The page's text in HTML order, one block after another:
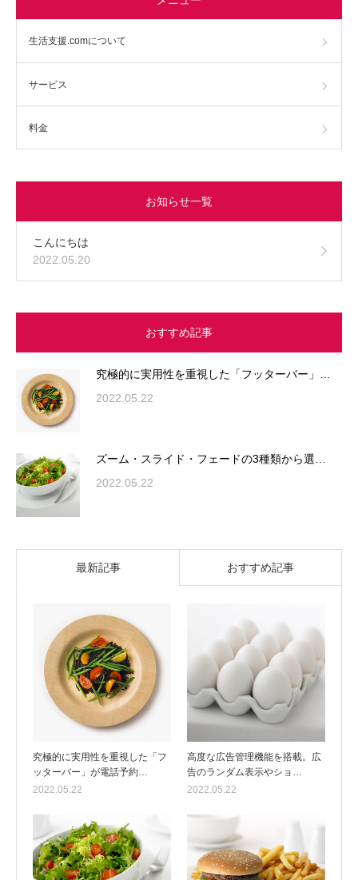
生活支援.comについて
サービス
料金
お知らせ一覧
こんにちは
2022.05.20
おすすめ記事
究極的に実用性を重視した「フッターバー」…
2022.05.22
ズーム・スライド・フェードの3種類から選…
2022.05.22
最新記事 おすすめ記事
究極的に実用性を重視した「フ
ッターバー」が電話予約…
2022.05.22
高度な広告管理機能を搭載。広
告のランダム表示やショ…
2022.05.22